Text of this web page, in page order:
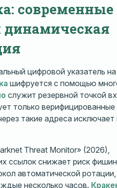
современные
цифровой указатель на
шифруется с помощью
служит резервной точкой
только верифицированные
такие адреса исключает
Threat Monitor» (2026),
ссылок снижает риск
автоматической
несколько часов.